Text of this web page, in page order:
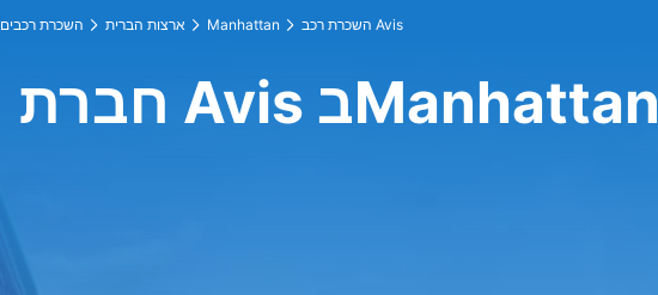
השכרת רכבים ארצות הברית Manhattan השכרת רכב Avis
חברת Avis בManhattan